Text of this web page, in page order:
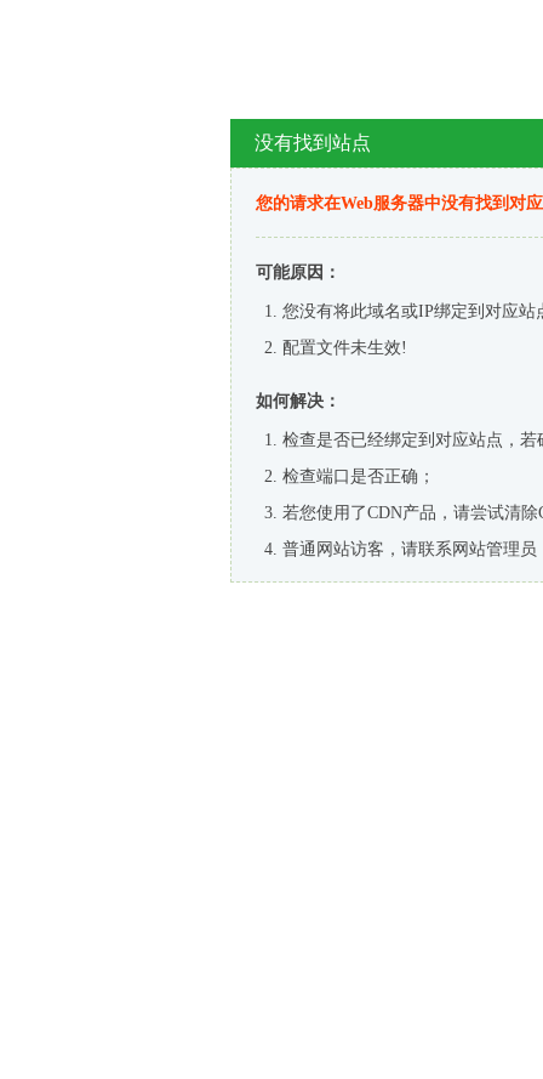
没有找到站点
您的请求在Web服务器中没有找到对
可能原因：
您没有将此域名或IP绑定到对应站
配置文件未生效!
如何解决：
检查是否已经绑定到对应站点，
检查端口是否正确；
若您使用了CDN产品，请尝试清除
普通网站访客，请联系网站管理员